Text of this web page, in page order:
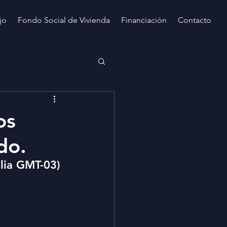
Fondo Social de Vivienda Financiación Contacto
GMT-03)